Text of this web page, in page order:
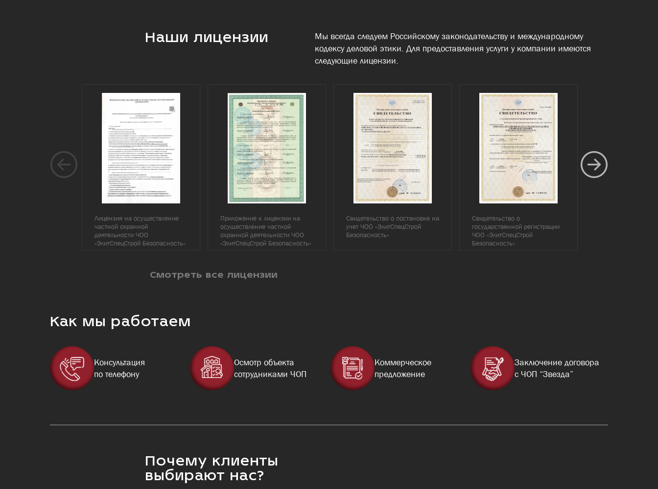
Наши лицензии
Мы всегда следуем Российскому законодательству и международному
кодексу деловой этики. Для предоставления услуги у компании имеются
следующие лицензии.
Лицензия на осуществление
частной охранной
деятельности ЧОО
«ЭлитСпецСтрой Безопасность»
Приложение к лицензии на
осуществление частной
охранной деятельности ЧОО
«ЭлитСпецСтрой Безопасность»
Свидетельство о постановке на
учет ЧОО «ЭлитСпецСтрой
Безопасность»
Свидетельство о
государственной регистрации
ЧОО «ЭлитСпецСтрой
Безопасность»
Смотреть все лицензии
Как мы работаем
Консультация
по телефону
Осмотр объекта
сотрудниками ЧОП
Коммерческое
предложение
Заключение договора
с ЧОП “Звезда”
Почему клиенты
выбирают нас?